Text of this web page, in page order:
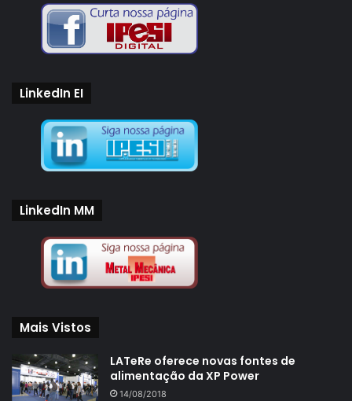
LinkedIn EI
LinkedIn MM
Mais Vistos
LATeRe oferece novas fontes de
alimentação da XP Power
14/08/2018